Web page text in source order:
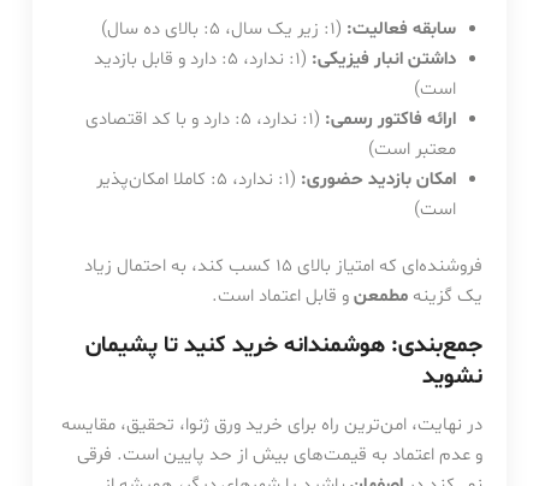
سابقه فعالیت: (1: زیر یک سال، 5: بالای ده سال)
داشتن انبار فیزیکی:
(1: ندارد، 5: دارد و قابل بازدید
است)
ارائه فاکتور رسمی:
(1: ندارد، 5: دارد و با کد اقتصادی
معتبر است)
امکان بازدید حضوری:
(1: ندارد، 5: کاملا امکان‌پذیر
است)
فروشنده‌ای که امتیاز بالای 15 کسب کند، به احتمال زیاد
یک گزینه مطمعنو قابل اعتماد است.
جمع‌بندی: هوشمندانه خرید کنید تا پشیمان
نشوید
در نهایت، امن‌ترین راه برای خرید ورق ژنوا، تحقیق، مقایسه
و عدم اعتماد به قیمت‌های بیش از حد پایین است. فرقی